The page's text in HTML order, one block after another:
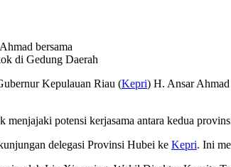
bersama
di Gedung Daerah
Kepulauan Riau (Kepri) H. Ansar
potensi kerjasama antara kedua
delegasi Provinsi Hubei ke Kepri. Ini